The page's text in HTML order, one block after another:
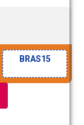
BRAS15